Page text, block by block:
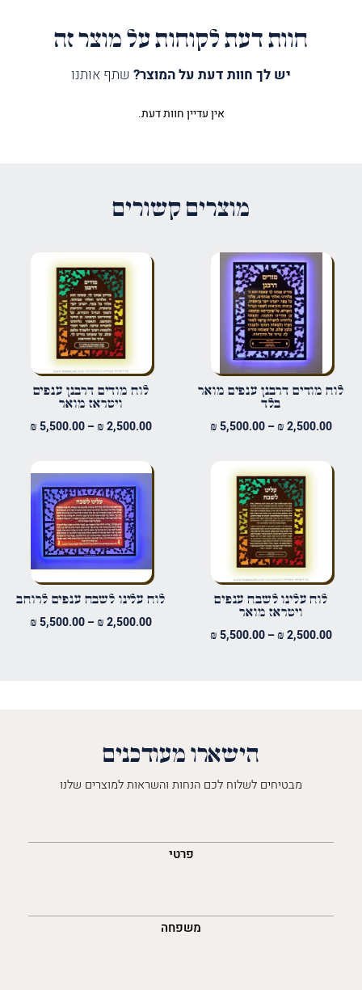
חוות דעת לקוחות על מוצר זה
יש לך חוות דעת על המוצר? שתף אותנו
הביקורת שלך*
שם*
שמור בדפדפן זה את השם, האימייל והאתר שלי לפעם הבאה שאגיב.
אין עדיין חוות דעת.
מוצרים קשורים
לוח מודים דרבנן ענפים מואר
בלד
₪2,500.00
–
₪5,500.00
לוח מודים דרבנן ענפים
ויטראז מואר
₪2,500.00
–
₪5,500.00
לוח עלינו לשבח ענפים
ויטראז מואר
₪2,500.00
–
₪5,500.00
לוח עלינו לשבח ענפים לרוחב
₪2,500.00
–
₪5,500.00
הישארו מעודכנים
מבטיחים לשלוח לכם הנחות והשראות למוצרים שלנו
פרטי
משפחה